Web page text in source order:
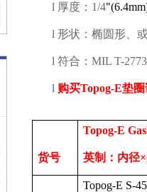
l 厚度： 1/4
l 形状：椭圆形、
l 符合： MIL T-
l 购买Topog-E垫
货号
Topog-E
英制：内径
Topog-E S-